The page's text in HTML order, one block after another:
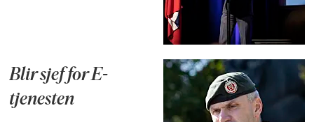
Blir sjef for E-
tjenesten